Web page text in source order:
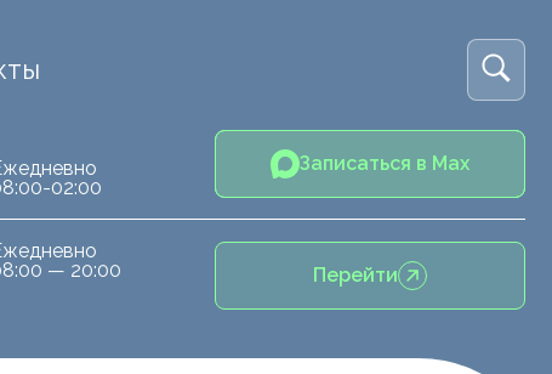
02:00
— 20:00
Записаться в Max
Перейти